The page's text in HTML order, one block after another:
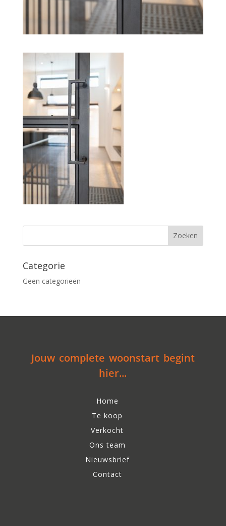
Categorie
Geen categorieën
Jouw complete woonstart begint
hier...
Home
Te koop
Verkocht
Ons team
Nieuwsbrief
Contact